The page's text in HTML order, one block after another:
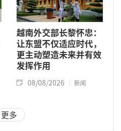
越南外交部长黎怀忠：
让东盟不仅适应时代，
更主动塑造未来并有效
发挥作用
08/08/2026 新闻
更多